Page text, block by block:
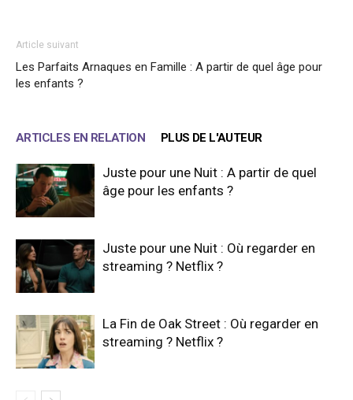
Article suivant
Les Parfaits Arnaques en Famille : A partir de quel âge pour
les enfants ?
ARTICLES EN RELATION PLUS DE L'AUTEUR
Juste pour une Nuit : A partir de quel
âge pour les enfants ?
Juste pour une Nuit : Où regarder en
streaming ? Netflix ?
La Fin de Oak Street : Où regarder en
streaming ? Netflix ?